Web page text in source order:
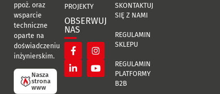
ppoż. oraz
wsparcie
techniczne
oparte na
doświadczeniu
inżynierskim.
Nasza
strona
www
PROJEKTY
OBSERWUJ
NAS
SKONTAKTUJ
SIĘ Z NAMI
REGULAMIN
SKLEPU
REGULAMIN
PLATFORMY
B2B